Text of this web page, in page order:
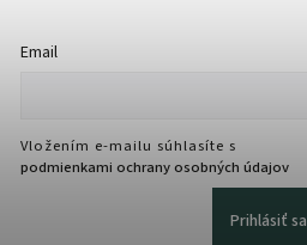
Email
Vložením e-mailu súhlasíte s
podmienkami ochrany osobných údajov
Prihlásiť sa